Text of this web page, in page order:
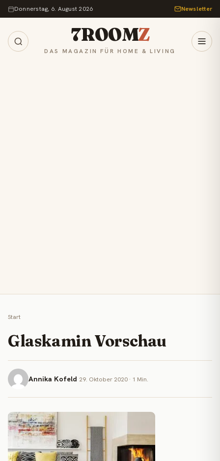
Zum Inhalt springen
Donnerstag, 6. August 2026 Newsletter
7ROOMZ
DAS MAGAZIN FÜR HOME & LIVING
Start
Glaskamin Vorschau
Annika Kofeld 29. Oktober 2020 · 1 Min.